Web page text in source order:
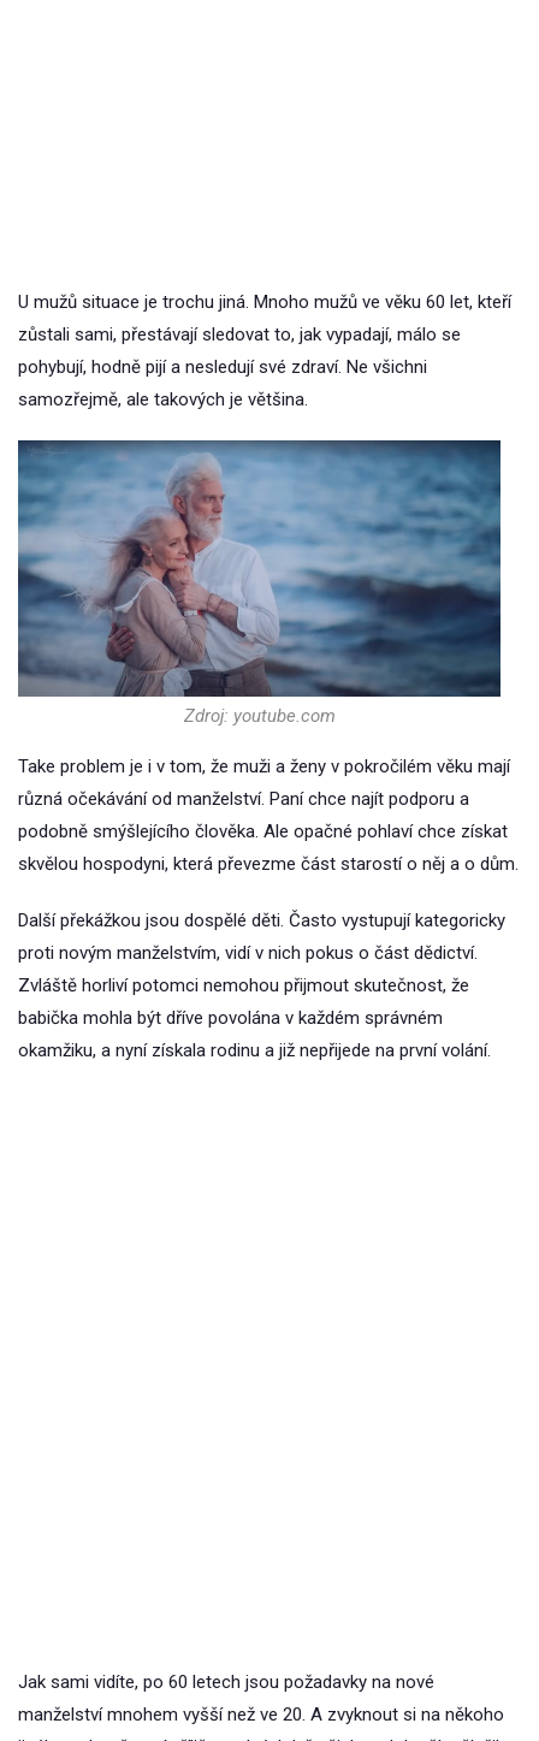
U mužů situace je trochu jiná. Mnoho mužů ve věku 60 let, kteří
zůstali sami, přestávají sledovat to, jak vypadají, málo se
pohybují, hodně pijí a nesledují své zdraví. Ne všichni
samozřejmě, ale takových je většina.
Zdroj: youtube.com
Take problem je i v tom, že muži a ženy v pokročilém věku mají
různá očekávání od manželství. Paní chce najít podporu a
podobně smýšlejícího člověka. Ale opačné pohlaví chce získat
skvělou hospodyni, která převezme část starostí o něj a o dům.
Další překážkou jsou dospělé děti. Často vystupují kategoricky
proti novým manželstvím, vidí v nich pokus o část dědictví.
Zvláště horliví potomci nemohou přijmout skutečnost, že
babička mohla být dříve povolána v každém správném
okamžiku, a nyní získala rodinu a již nepřijede na první volání.
Jak sami vidíte, po 60 letech jsou požadavky na nové
manželství mnohem vyšší než ve 20. A zvyknout si na někoho